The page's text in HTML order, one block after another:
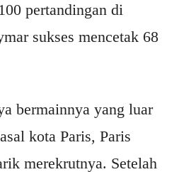
pertandingan di
sukses mencetak 68
bermainnya yang luar
kota Paris, Paris
merekrutnya. Setelah